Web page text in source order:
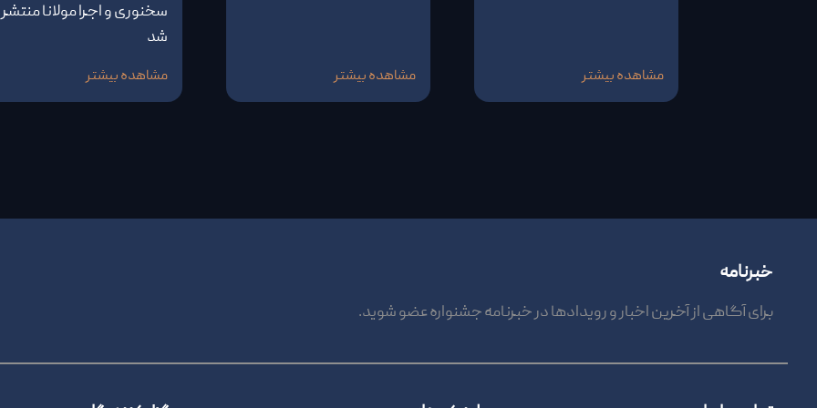
مشاهده بیشتر مشاهده بیشتر
سخنوری و اجرا مولانا منتشر
شد
مشاهده بیشتر
خبرنامه
برای آگاهی از آخرین اخبار و رویدادها در خبرنامه جشنواره عضو شوید.